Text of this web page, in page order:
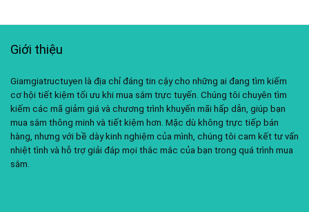
Giới thiệu
Giamgiatructuyen là địa chỉ đáng tin cậy cho những ai đang tìm kiếm
cơ hội tiết kiệm tối ưu khi mua sắm trực tuyến. Chúng tôi chuyên tìm
kiếm các mã giảm giá và chương trình khuyến mãi hấp dẫn, giúp bạn
mua sắm thông minh và tiết kiệm hơn. Mặc dù không trực tiếp bán
hàng, nhưng với bề dày kinh nghiệm của mình, chúng tôi cam kết tư vấn
nhiệt tình và hỗ trợ giải đáp mọi thắc mắc của bạn trong quá trình mua
sắm.